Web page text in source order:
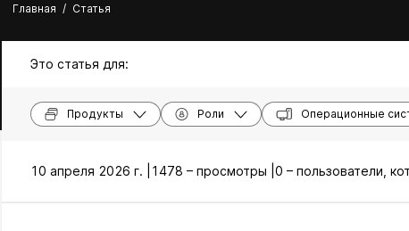
Главная / Статья
Это статья для:
Продукты Роли Операционные
10 апреля 2026 г. | 1478 – просмотры | 0 – пользователи,